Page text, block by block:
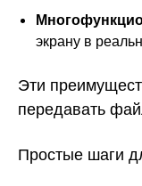
экрану в
Эти
передавать
Простые шаги